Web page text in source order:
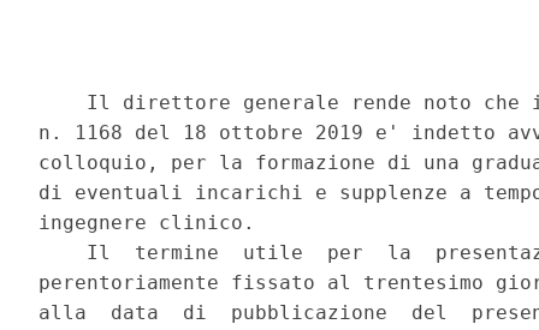
Il direttore generale rende noto che
n. 1168 del 18 ottobre 2019 e' indetto
colloquio, per la formazione di una
di eventuali incarichi e supplenze a
ingegnere clinico.
Il  termine  utile  per  la
perentoriamente fissato al trentesimo
alla  data  di  pubblicazione  del